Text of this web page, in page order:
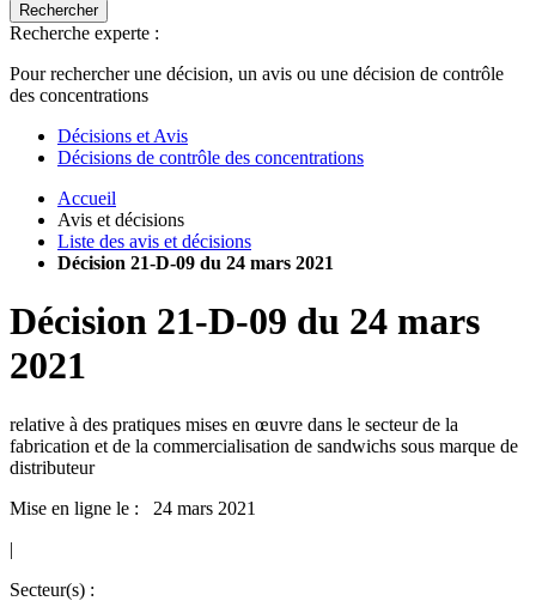
Rechercher
Recherche experte :
Pour rechercher une décision, un avis ou une décision de contrôle
des concentrations
Décisions et Avis
Décisions de contrôle des concentrations
Accueil
Avis et décisions
Liste des avis et décisions
Décision 21-D-09 du 24 mars 2021
Décision 21-D-09 du 24 mars
2021
relative à des pratiques mises en œuvre dans le secteur de la
fabrication et de la commercialisation de sandwichs sous marque de
distributeur
Mise en ligne le : 24 mars 2021
|
Secteur(s) :